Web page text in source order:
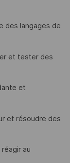
des langages de
et tester des
et
et résoudre des
au